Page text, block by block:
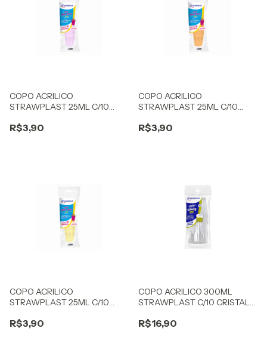
COPO ACRILICO
STRAWPLAST 25ML C/10
R$3,90
COPO ACRILICO
STRAWPLAST 25ML C/10
LARANJA
R$3,90
COPO ACRILICO
STRAWPLAST 25ML C/10
AMARELO
R$3,90
COPO ACRILICO 300ML
STRAWPLAST C/10 CRISTAL
R$16,90